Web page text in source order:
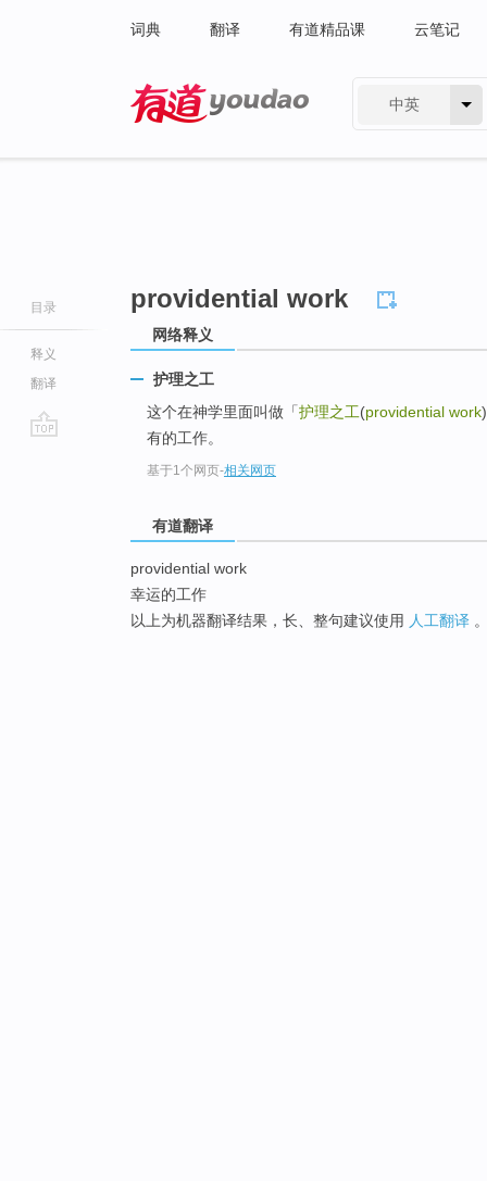
词典 翻译 有道精品课 云笔记
中英
目录
释义
翻译
providential work
网络释义
护理之工
这个在神学里面叫做「护理之工(providential work
有的工作。
基于1个网页-相关网页
有道翻译
providential work
幸运的工作
以上为机器翻译结果，长、整句建议使用 人工翻译